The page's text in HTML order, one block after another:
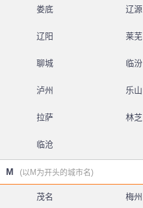
娄底 辽源
辽阳 莱芜
聊城 临汾
泸州 乐山
拉萨 林芝
临沧
M (以M为开头的城市名)
茂名 梅州